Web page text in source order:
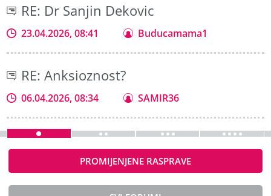
RE: Dr Sanjin Dekovic
23.04.2026, 08:41 Buducamama1
RE: Anksioznost?
06.04.2026, 08:34 SAMIR36
PROMIJENJENE RASPRAVE